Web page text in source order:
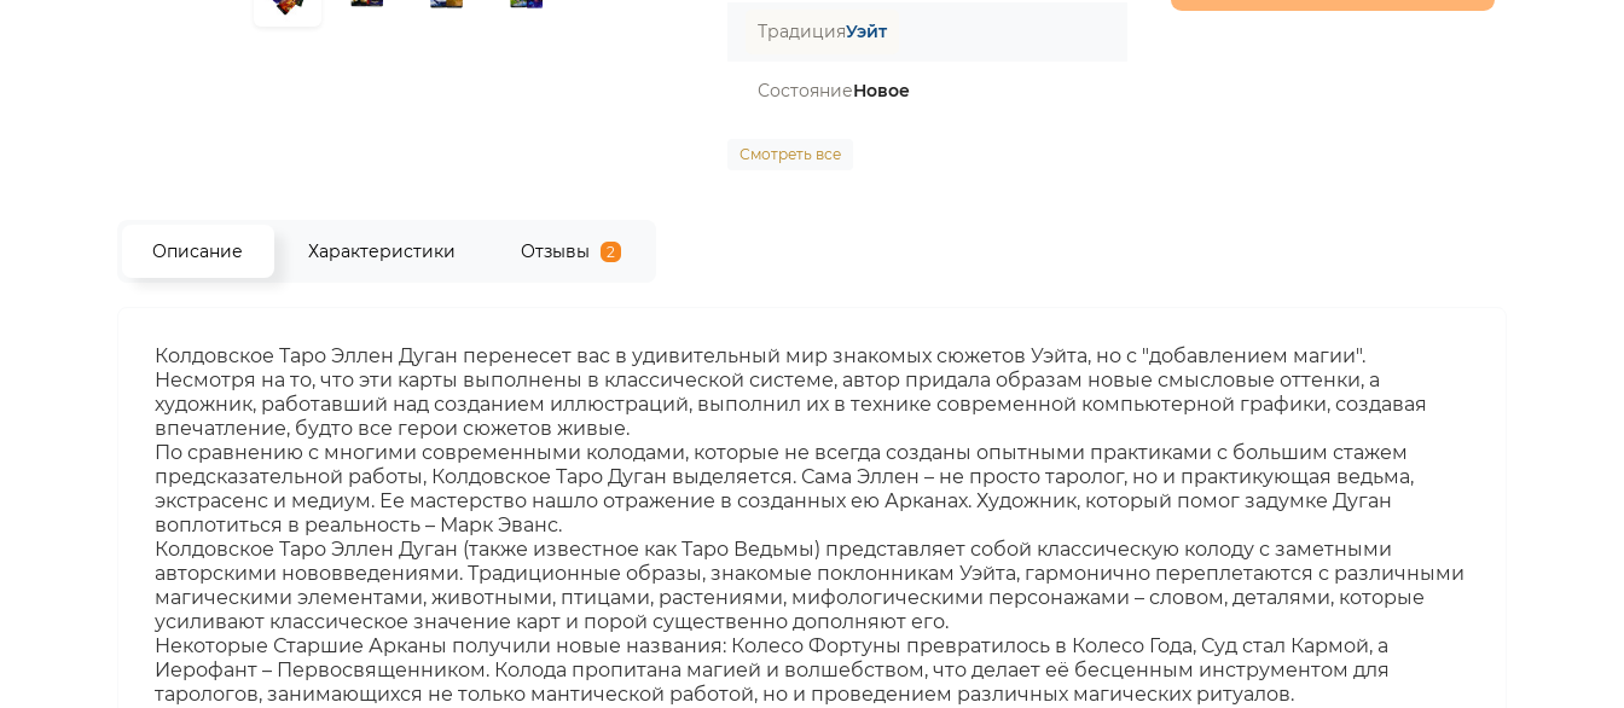
ТрадицияУэйт
СостояниеНовое
Смотреть все
Описание Характеристики Отзывы 2
Колдовское Таро Эллен Дуган перенесет вас в удивительный мир знакомых сюжетов Уэйта, но с "добавлением магии".
Несмотря на то, что эти карты выполнены в классической системе, автор придала образам новые смысловые оттенки, а
художник, работавший над созданием иллюстраций, выполнил их в технике современной компьютерной графики, создавая
впечатление, будто все герои сюжетов живые.
По сравнению с многими современными колодами, которые не всегда созданы опытными практиками с большим стажем
предсказательной работы, Колдовское Таро Дуган выделяется. Сама Эллен – не просто таролог, но и практикующая ведьма,
экстрасенс и медиум. Ее мастерство нашло отражение в созданных ею Арканах. Художник, который помог задумке Дуган
воплотиться в реальность – Марк Эванс.
Колдовское Таро Эллен Дуган (также известное как Таро Ведьмы) представляет собой классическую колоду с заметными
авторскими нововведениями. Традиционные образы, знакомые поклонникам Уэйта, гармонично переплетаются с различными
магическими элементами, животными, птицами, растениями, мифологическими персонажами – словом, деталями, которые
усиливают классическое значение карт и порой существенно дополняют его.
Некоторые Старшие Арканы получили новые названия: Колесо Фортуны превратилось в Колесо Года, Суд стал Кармой, а
Иерофант – Первосвященником. Колода пропитана магией и волшебством, что делает её бесценным инструментом для
тарологов, занимающихся не только мантической работой, но и проведением различных магических ритуалов.